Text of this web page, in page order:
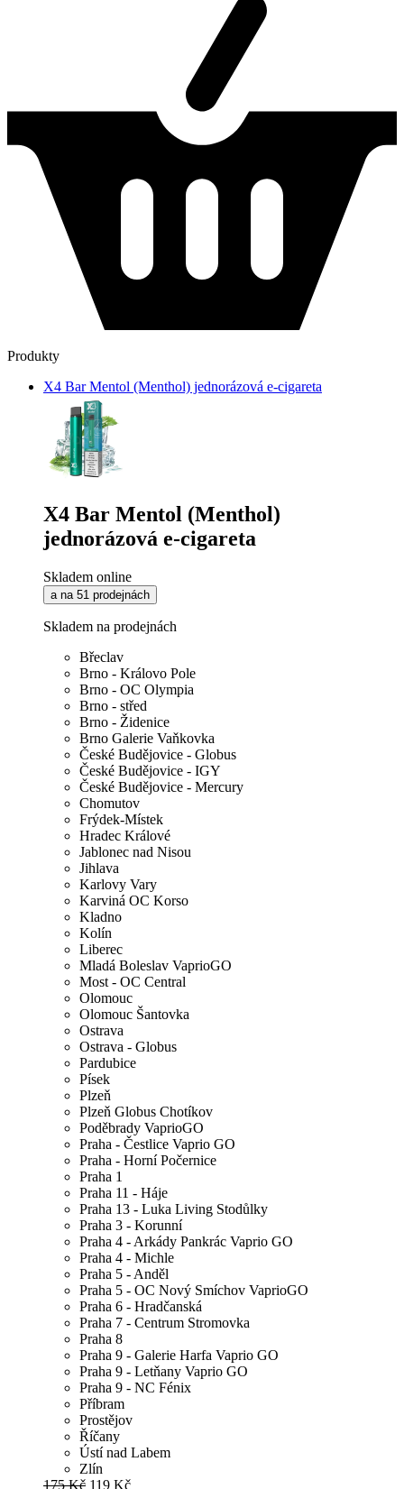
Produkty
X4 Bar Mentol (Menthol) jednorázová e-cigareta
X4 Bar Mentol (Menthol)
jednorázová e-cigareta
Skladem online
a na 51 prodejnách
Skladem na prodejnách
Břeclav
Brno - Královo Pole
Brno - OC Olympia
Brno - střed
Brno - Židenice
Brno Galerie Vaňkovka
České Budějovice - Globus
České Budějovice - IGY
České Budějovice - Mercury
Chomutov
Frýdek-Místek
Hradec Králové
Jablonec nad Nisou
Jihlava
Karlovy Vary
Karviná OC Korso
Kladno
Kolín
Liberec
Mladá Boleslav VaprioGO
Most - OC Central
Olomouc
Olomouc Šantovka
Ostrava
Ostrava - Globus
Pardubice
Písek
Plzeň
Plzeň Globus Chotíkov
Poděbrady VaprioGO
Praha - Čestlice Vaprio GO
Praha - Horní Počernice
Praha 1
Praha 11 - Háje
Praha 13 - Luka Living Stodůlky
Praha 3 - Korunní
Praha 4 - Arkády Pankrác Vaprio GO
Praha 4 - Michle
Praha 5 - Anděl
Praha 5 - OC Nový Smíchov VaprioGO
Praha 6 - Hradčanská
Praha 7 - Centrum Stromovka
Praha 8
Praha 9 - Galerie Harfa Vaprio GO
Praha 9 - Letňany Vaprio GO
Praha 9 - NC Fénix
Příbram
Prostějov
Říčany
Ústí nad Labem
Zlín
175 Kč 119 Kč